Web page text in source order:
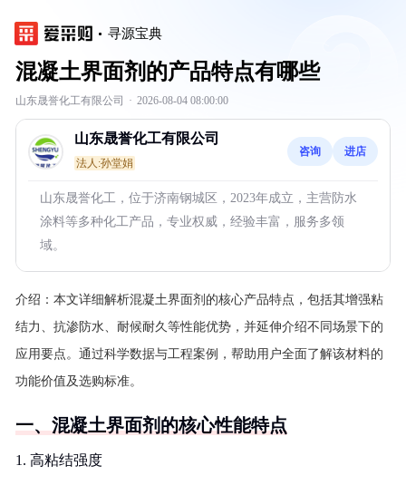
寻源宝典
混凝土界面剂的产品特点有哪些
山东晟誉化工有限公司 · 2026-08-04 08:00:00
山东晟誉化工有限公司
法人:孙堂娟
咨询 进店
山东晟誉化工，位于济南钢城区，2023年成立，主营防水
涂料等多种化工产品，专业权威，经验丰富，服务多领
域。
介绍： 本文详细解析混凝土界面剂的核心产品特点，包括其增强粘
结力、抗渗防水、耐候耐久等性能优势，并延伸介绍不同场景下的
应用要点。通过科学数据与工程案例，帮助用户全面了解该材料的
功能价值及选购标准。
一、混凝土界面剂的核心性能特点
1. 高粘结强度